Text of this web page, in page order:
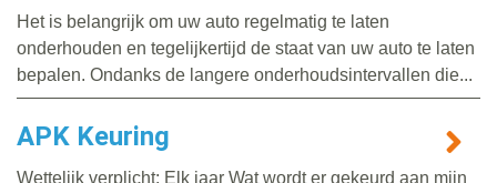
Het is belangrijk om uw auto regelmatig te laten
onderhouden en tegelijkertijd de staat van uw auto te laten
bepalen. Ondanks de langere onderhoudsintervallen die...
APK Keuring
Wettelijk verplicht: Elk jaar Wat wordt er gekeurd aan mijn